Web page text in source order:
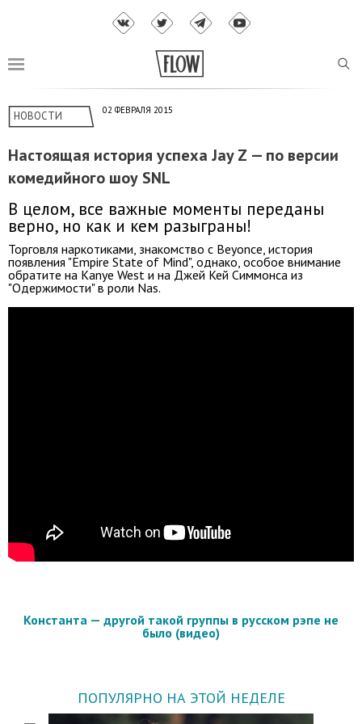
НОВОСТИ 02 ФЕВРАЛЯ 2015
Настоящая история успеха Jay Z — по версии
комедийного шоу SNL
В целом, все важные моменты переданы
верно, но как и кем разыграны!
Торговля наркотиками, знакомство с Beyonce, история
появления "Empire State of Mind", однако, особое внимание
обратите на Kanye West и на Джей Кей Симмонса из
"Одержимости" в роли Nas.
Константа — другой такой группы в русском рэпе не
было (видео)
ПОПУЛЯРНО НА ЭТОЙ НЕДЕЛЕ